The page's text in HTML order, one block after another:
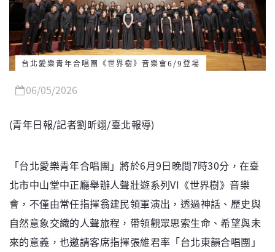
台北愛樂青年合唱團《世界樹》音樂會6/9登場
06/05/2026
(青年日報/記者劉昕翊/臺北報導)
「台北愛樂青年合唱團」將於6月9日晚間7時30分，在臺
北市中山堂中正廳舉辦人聲壯遊系列VI《世界樹》音樂
會，不僅由常任指揮翁建民領軍演出，透過神話、歷史與
自然意象交織的人聲旅程，帶領觀眾思索生命、希望與未
來的意義，也邀請客席指揮張維君率「台北東韻合唱團」